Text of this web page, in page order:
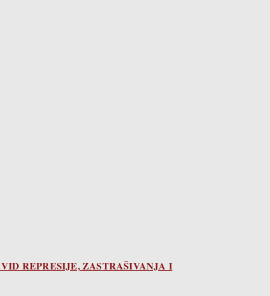
REPRESIJE, ZASTRAŠIVANJA I